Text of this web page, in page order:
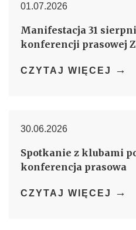
01.07.2026
Manifestacja 31
konferencji prasowej
CZYTAJ WIĘCEJ →
30.06.2026
Spotkanie z klubami
konferencja prasowa
CZYTAJ WIĘCEJ →